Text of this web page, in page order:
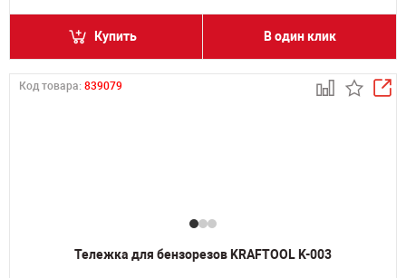
Купить В один клик
Код товара: 839079
Тележка для бензорезов KRAFTOOL K-003